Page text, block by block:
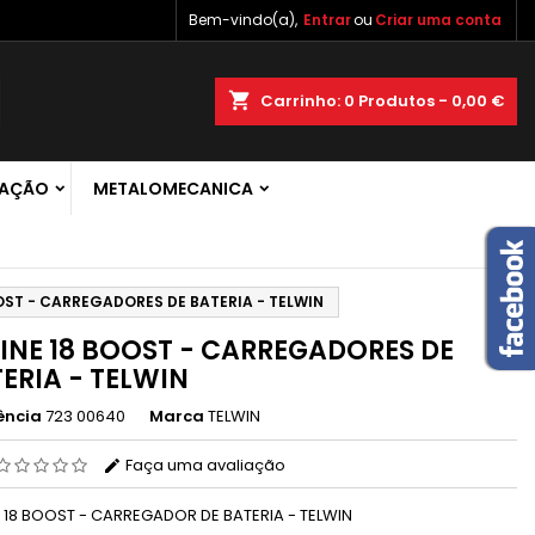
Bem-vindo(a), Entrarou Criar uma conta
shopping_cart Carrinho: 0 Produtos - 0,00 €
METALOMECANICA
- CARREGADORES DE BATERIA - TELWIN
18 BOOST - CARREGADORES DE
- TELWIN
723 00640 Marca TELWIN
Faça uma avaliação
18 BOOST - CARREGADOR DE BATERIA - TELWIN